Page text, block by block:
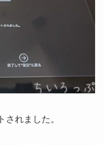
されました。